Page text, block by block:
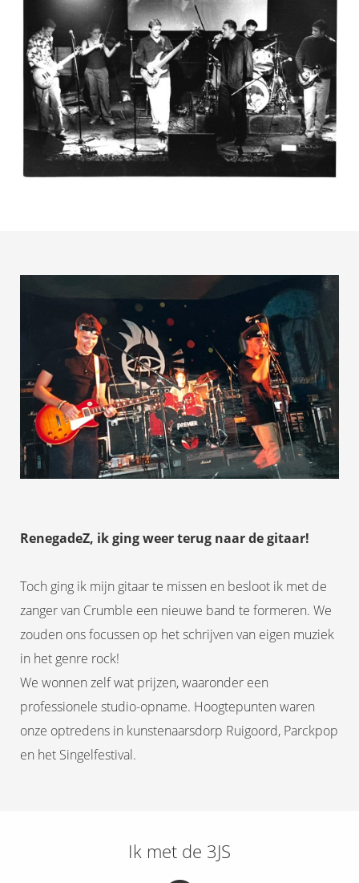
RenegadeZ, ik ging weer terug naar de gitaar!
Toch ging ik mijn gitaar te missen en besloot ik met de
zanger van Crumble een nieuwe band te formeren. We
zouden ons focussen op het schrijven van eigen muziek
in het genre rock!
We wonnen zelf wat prijzen, waaronder een
professionele studio-opname. Hoogtepunten waren
onze optredens in kunstenaarsdorp Ruigoord, Parckpop
en het Singelfestival.
Ik met de 3JS